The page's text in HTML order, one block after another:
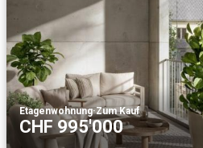
Etagenwohnung·Zum Kauf
CHF 995'000